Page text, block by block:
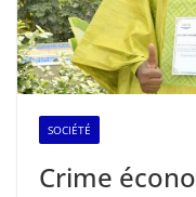
SOCIÉTÉ
Crime